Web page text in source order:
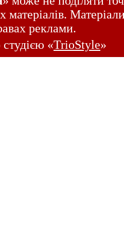
матеріалів.
реклами.
«TrioStyle»